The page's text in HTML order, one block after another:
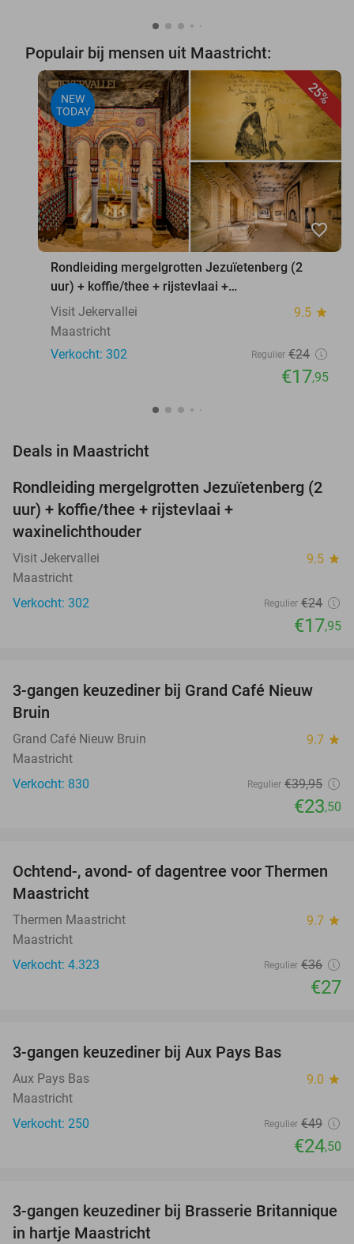
Populair bij mensen uit Maastricht:
25%
NEW
TODAY
favorite_border
Rondleiding mergelgrotten Jezuïetenberg (2
uur) + koffie/thee + rijstevlaai +
waxinelichthouder
Visit Jekervallei 9.5 star
Maastricht
Verkocht: 302
Regulier €24
€17,95
Deals in Maastricht
25%
TODAY
Rondleiding mergelgrotten Jezuïetenberg (2
uur) + koffie/thee + rijstevlaai +
waxinelichthouder
Visit Jekervallei 9.5 star
Maastricht
Verkocht: 302
Regulier €24
€17,95
41%
3-gangen keuzediner bij Grand Café Nieuw
Bruin
Grand Café Nieuw Bruin 9.7 star
Maastricht
Verkocht: 830
Regulier €39,95
€23,50
25%
Ochtend-, avond- of dagentree voor Thermen
Maastricht
Thermen Maastricht 9.7 star
Maastricht
Verkocht: 4.323
Regulier €36
€27
3-gangen keuzediner bij Aux Pays Bas
Aux Pays Bas 9.0 star
Maastricht
Verkocht: 250
Regulier €49
€24,50
43%
3-gangen keuzediner bij Brasserie Britannique
in hartje Maastricht